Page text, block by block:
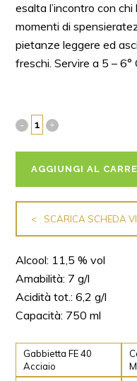
esalta l’incontro con
momenti di
pietanze leggere ed
freschi. Servire a 5 – 6°
AGGIUNGI AL
SCARICA SCHEDA
Alcool: 11,5 % vol
Amabilità: 7 g/l
Acidità tot.: 6,2 g/l
Capacità: 750 ml
Gabbietta FE 40
Acciaio